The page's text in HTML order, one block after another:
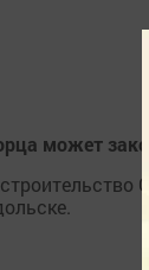
может